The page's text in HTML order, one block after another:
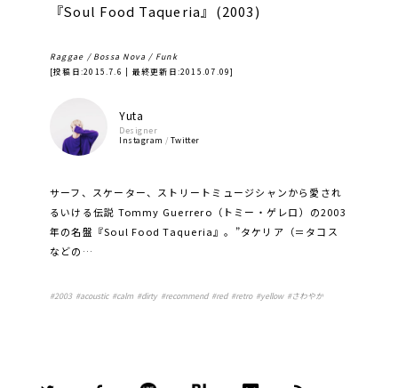
『Soul Food Taqueria』(2003)
Raggae / Bossa Nova / Funk
[投稿日:2015.7.6 | 最終更新日:2015.07.09]
Yuta
Designer
Instagram / Twitter
サーフ、スケーター、ストリートミュージシャンから愛され
るいける伝説 Tommy Guerrero（トミー・ゲレロ）の2003
年の名盤『Soul Food Taqueria』。”タケリア（＝タコス
などの…
#2003#acoustic#calm #dirty#recommend#red#retro#yellow#さわやか